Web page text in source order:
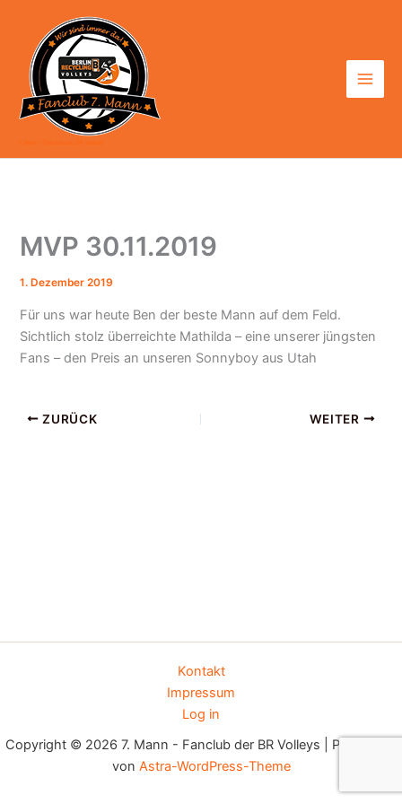
springen
MVP 30.11.2019
1. Dezember 2019
Für uns war heute Ben der beste Mann auf dem Feld.
Sichtlich stolz überreichte Mathilda – eine unserer jüngsten
Fans – den Preis an unseren Sonnyboy aus Utah
ZURÜCK WEITER
Kontakt
Impressum
Log in
Copyright © 2026 7. Mann - Fanclub der BR Volleys | Präsentiert
von Astra-WordPress-Theme